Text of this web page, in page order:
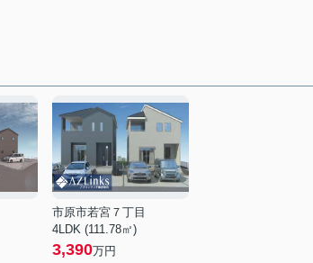
市原市若宮７丁目
4LDK (111.78㎡)
3,390万円